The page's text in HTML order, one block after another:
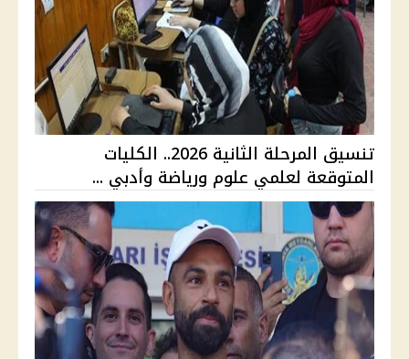
تنسيق المرحلة الثانية 2026.. الكليات
المتوقعة لعلمي علوم ورياضة وأدبي ...